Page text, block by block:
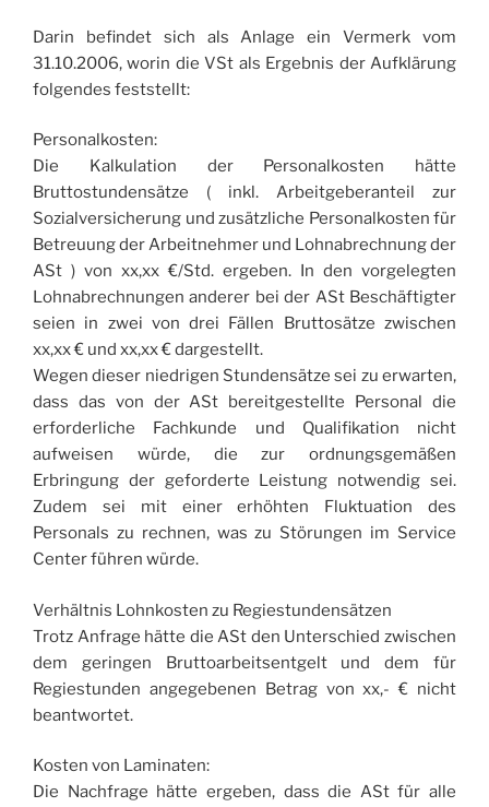
Darin befindet sich als Anlage ein Vermerk vom
31.10.2006, worin die VSt als Ergebnis der Aufklärung
folgendes feststellt:
Personalkosten:
Die Kalkulation der Personalkosten hätte
Bruttostundensätze ( inkl. Arbeitgeberanteil zur
Sozialversicherung und zusätzliche Personalkosten für
Betreuung der Arbeitnehmer und Lohnabrechnung der
ASt ) von xx,xx €/Std. ergeben. In den vorgelegten
Lohnabrechnungen anderer bei der ASt Beschäftigter
seien in zwei von drei Fällen Bruttosätze zwischen
xx,xx € und xx,xx € dargestellt.
Wegen dieser niedrigen Stundensätze sei zu erwarten,
dass das von der ASt bereitgestellte Personal die
erforderliche Fachkunde und Qualifikation nicht
aufweisen würde, die zur ordnungsgemäßen
Erbringung der geforderte Leistung notwendig sei.
Zudem sei mit einer erhöhten Fluktuation des
Personals zu rechnen, was zu Störungen im Service
Center führen würde.
Verhältnis Lohnkosten zu Regiestundensätzen
Trotz Anfrage hätte die ASt den Unterschied zwischen
dem geringen Bruttoarbeitsentgelt und dem für
Regiestunden angegebenen Betrag von xx,- € nicht
beantwortet.
Kosten von Laminaten:
Die Nachfrage hätte ergeben, dass die ASt für alle